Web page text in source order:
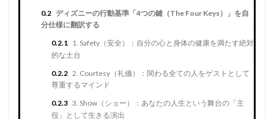
0.2 ディズニーの行動基準「4つの鍵（The Four Keys）」を自
分仕様に翻訳する
0.2.1 1. Safety（安全）：自分の心と身体の健康を満たす絶対
的な土台
0.2.2 2. Courtesy（礼儀）：関わる全ての人をゲストとして
尊重するマインド
0.2.3 3. Show（ショー）：あなたの人生という舞台の「主
役」として生きる演出